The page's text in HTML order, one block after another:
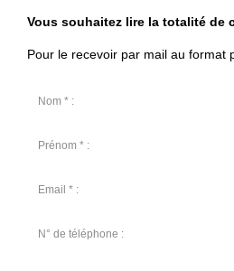
Vous souhaitez lire la totalité de
Pour le recevoir par mail au format
Nom * :
Prénom * :
Email * :
N° de téléphone :